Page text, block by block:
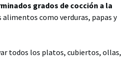
grados de cocción a la
alimentos como verduras, papas y
todos los platos, cubiertos, ollas,